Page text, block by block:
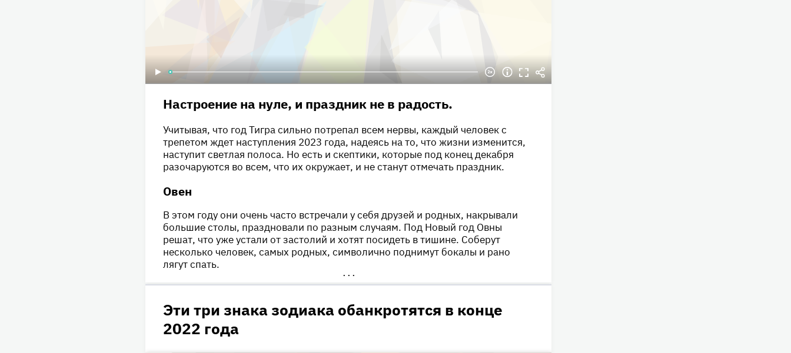
Настроение на нуле, и праздник не в радость.
Учитывая, что год Тигра сильно потрепал всем нервы, каждый человек с
трепетом ждет наступления 2023 года, надеясь на то, что жизни изменится,
наступит светлая полоса. Но есть и скептики, которые под конец декабря
разочаруются во всем, что их окружает, и не станут отмечать праздник.
Овен
В этом году они очень часто встречали у себя друзей и родных, накрывали
большие столы, праздновали по разным случаям. Под Новый год Овны
решат, что уже устали от застолий и хотят посидеть в тишине. Соберут
несколько человек, самых родных, символично поднимут бокалы и рано
лягут спать.
•••
Эти три знака зодиака обанкротятся в конце
2022 года